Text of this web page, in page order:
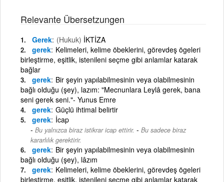
Relevante Übersetzungen
Gerek (Hukuk) İKTİZA
gerek Kelimeleri, kelime öbeklerini, görevdeş ögeleri
birleştirme, eşitlik, istenileni seçme gibi anlamlar katarak
bağlar
gerek Bir şeyin yapılabilmesinin veya olabilmesinin
bağlı olduğu (şey), lazım: "Mecnunlara Leylâ gerek, bana
seni gerek seni."- Yunus Emre
gerek Güçlü ihtimal belirtir
gerek İcap
Bu yalnızca biraz istikrar icap ettirir. - Bu sadece biraz
kararlılık gerektirir.
gerek Bir şeyin yapılabilmesinin veya olabilmesinin
bağlı olduğu (şey), lâzım
gerek Kelimeleri, kelime öbeklerini, görevdeş ögeleri
birleştirme, eşitlik, istenileni seçme gibi anlamlar katarak